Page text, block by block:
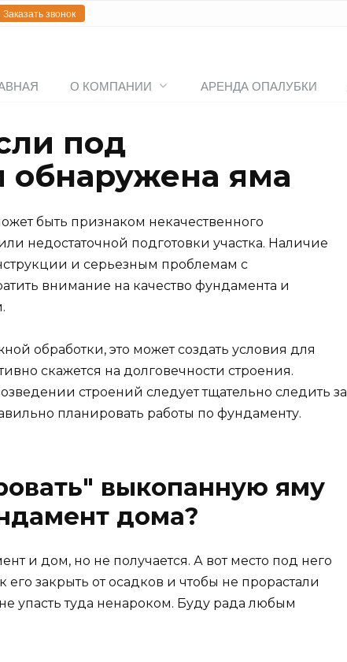
Заказать звонок
О КОМПАНИИ АРЕНДА ОПАЛУБКИ
под
яма
быть признаком некачественного
недостаточной подготовки участка. Наличие
и серьезным проблемам с
внимание на качество фундамента и
обработки, это может создать условия для
скажется на долговечности строения.
строений следует тщательно следить за
планировать работы по фундаменту.
выкопанную яму
дома?
и дом, но не получается. А вот место под него
закрыть от осадков и чтобы не прорастали
упасть туда ненароком. Буду рада любым